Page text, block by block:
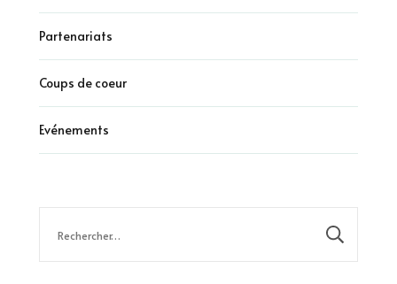
Partenariats
Coups de coeur
Evénements